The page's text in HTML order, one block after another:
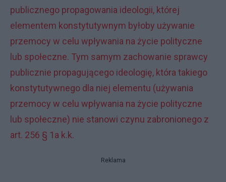
publicznego propagowania ideologii, której
elementem konstytutywnym byłoby używanie
przemocy w celu wpływania na życie polityczne
lub społeczne. Tym samym zachowanie sprawcy
publicznie propagującego ideologię, która takiego
konstytutywnego dla niej elementu (używania
przemocy w celu wpływania na życie polityczne
lub społeczne) nie stanowi czynu zabronionego z
art. 256 § 1a k.k.
Reklama